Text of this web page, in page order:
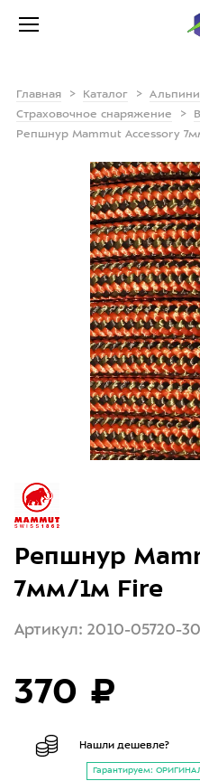
Главная Каталог
Страховочное снаряжение
Репшнур Mammut Accessory
Репшнур
7мм/1м Fire
Артикул: 2010-05720-
370 ₽
Нашли дешевле?
Гарантируем: